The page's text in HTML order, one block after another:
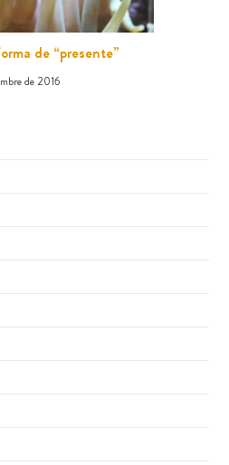
de “presente”
de 2016